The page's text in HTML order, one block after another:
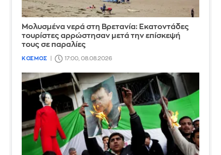
Μολυσμένα νερά στη Βρετανία: Εκατοντάδες
τουρίστες αρρώστησαν μετά την επίσκεψή
τους σε παραλίες
ΚΟΣΜΟΣ 17:00, 08.08.2026